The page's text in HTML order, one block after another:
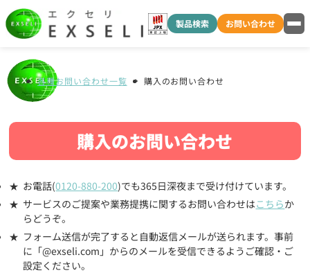
製品検索 お問い合わせ
各種お問い合わせ一覧 購入のお問い合わせ
購入のお問い合わせ
お電話(0120-880-200)でも365日深夜まで受け付けています。
サービスのご提案や業務提携に関するお問い合わせはこちらか
らどうぞ。
フォーム送信が完了すると自動返信メールが送られます。事前
に「@exseli.com」からのメールを受信できるようご確認・ご
設定ください。